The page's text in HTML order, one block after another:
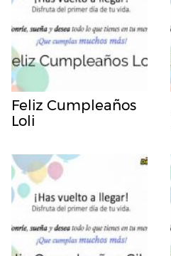
Feliz Cumpleaños
Loli